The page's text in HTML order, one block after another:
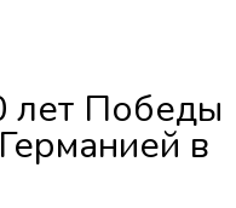
лет Победы
в